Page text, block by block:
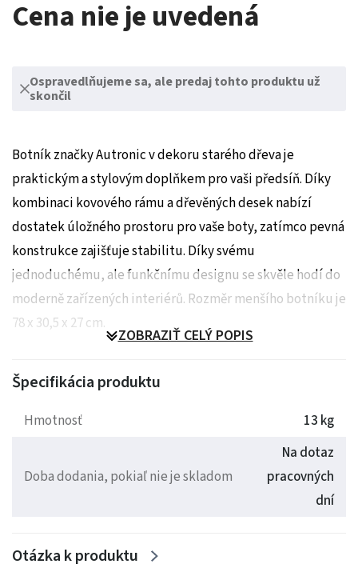
Cena nie je uvedená
Ospravedlňujeme sa, ale predaj tohto produktu už
skončil
Botník značky Autronic v dekoru starého dřeva je
praktickým a stylovým doplňkem pro vaši předsíň. Díky
kombinaci kovového rámu a dřevěných desek nabízí
dostatek úložného prostoru pro vaše boty, zatímco pevná
konstrukce zajišťuje stabilitu. Díky svému
jednoduchému, ale funkčnímu designu se skvěle hodí do
moderně zařízených interiérů. Rozměr menšího botníku je
78 x 30,5 x 27 cm.
Hmotnost: 13 kg
ZOBRAZIŤ CELÝ POPIS
Špecifikácia produktu
Hmotnosť 13 kg
Doba dodania, pokiaľ nie je skladom
Na dotaz
pracovných
dní
Otázka k produktu